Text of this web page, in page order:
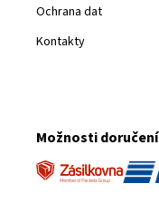
Ochrana dat
Kontakty
Možnosti doručení